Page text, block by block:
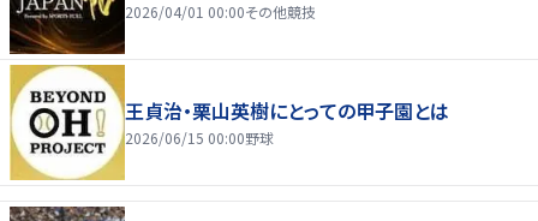
2026/04/01 00:00その他競技
王貞治・栗山英樹にとっての甲子園とは
2026/06/15 00:00野球